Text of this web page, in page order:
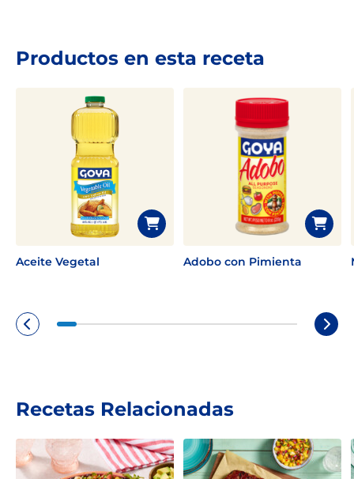
Productos en esta receta
Aceite Vegetal Adobo con Pimienta
Recetas Relacionadas